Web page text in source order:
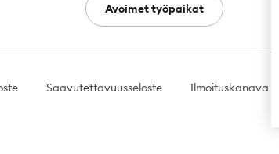
Avoimet työpaikat
Saavutettavuusseloste Ilmoituskanava